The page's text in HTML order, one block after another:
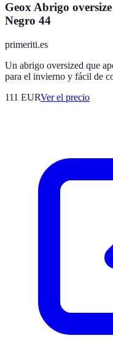
Geox Abrigo
Negro 44
primeriti.es
Un abrigo oversized que
para el invierno y fácil de
111 EURVer el precio